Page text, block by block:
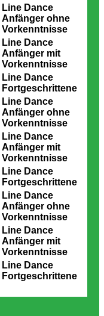
Line Dance
Anfänger ohne
Vorkenntnisse
Line Dance
Anfänger mit
Vorkenntnisse
Line Dance
Fortgeschrittene
Line Dance
Anfänger ohne
Vorkenntnisse
Line Dance
Anfänger mit
Vorkenntnisse
Line Dance
Fortgeschrittene
Line Dance
Anfänger ohne
Vorkenntnisse
Line Dance
Anfänger mit
Vorkenntnisse
Line Dance
Fortgeschrittene